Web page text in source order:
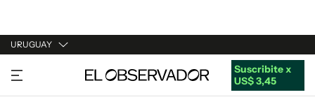
URUGUAY
URUGUAY
ARGENTINA
Suscribite x
US$ 3,45